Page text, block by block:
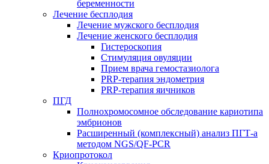
беременности
Лечение бесплодия
Лечение мужского бесплодия
Лечение женского бесплодия
Гистероскопия
Стимуляция овуляции
Прием врача гемостазиолога
PRP-терапия эндометрия
PRP-терапия яичников
ПГД
Полнохромосомное обследование кариотипа
эмбрионов
Расширенный (комплексный) анализ ПГТ-а
методом NGS/QF-PCR
Криопротокол